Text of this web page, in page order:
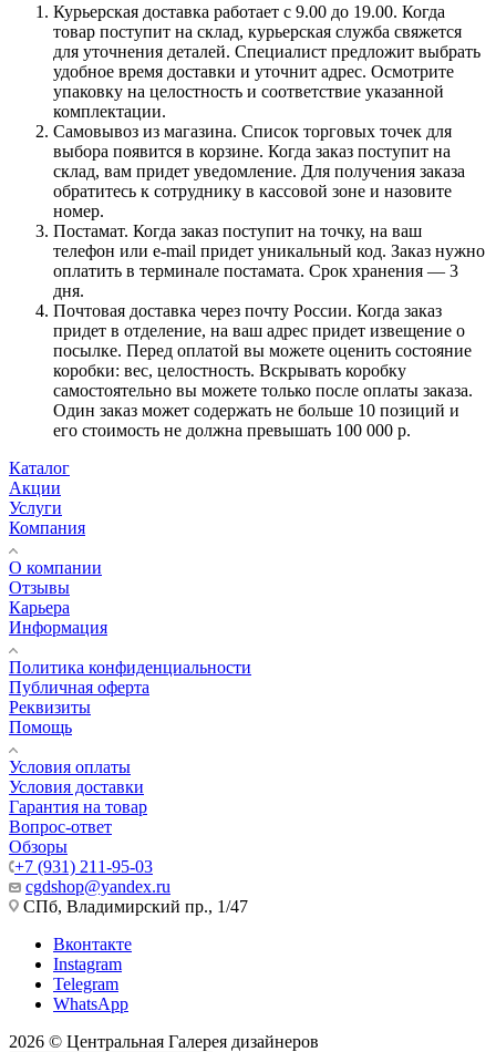
Курьерская доставка работает с 9.00 до 19.00. Когда
товар поступит на склад, курьерская служба свяжется
для уточнения деталей. Специалист предложит выбрать
удобное время доставки и уточнит адрес. Осмотрите
упаковку на целостность и соответствие указанной
комплектации.
Самовывоз из магазина. Список торговых точек для
выбора появится в корзине. Когда заказ поступит на
склад, вам придет уведомление. Для получения заказа
обратитесь к сотруднику в кассовой зоне и назовите
номер.
Постамат. Когда заказ поступит на точку, на ваш
телефон или e-mail придет уникальный код. Заказ нужно
оплатить в терминале постамата. Срок хранения — 3
дня.
Почтовая доставка через почту России. Когда заказ
придет в отделение, на ваш адрес придет извещение о
посылке. Перед оплатой вы можете оценить состояние
коробки: вес, целостность. Вскрывать коробку
самостоятельно вы можете только после оплаты заказа.
Один заказ может содержать не больше 10 позиций и
его стоимость не должна превышать 100 000 р.
Каталог
Акции
Услуги
Компания
О компании
Отзывы
Карьера
Информация
Политика конфиденциальности
Публичная оферта
Реквизиты
Помощь
Условия оплаты
Условия доставки
Гарантия на товар
Вопрос-ответ
Обзоры
+7 (931) 211-95-03
cgdshop@yandex.ru
СПб, Владимирский пр., 1/47
Вконтакте
Instagram
Telegram
WhatsApp
2026 © Центральная Галерея дизайнеров